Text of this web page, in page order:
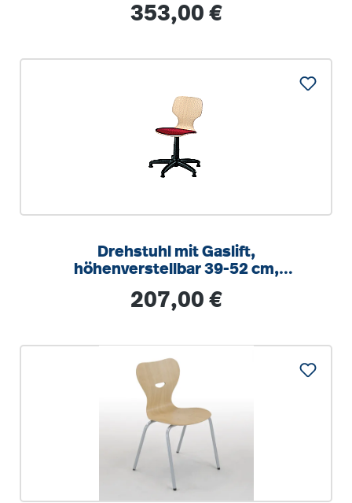
Regulärer Preis:
353,00 €
Drehstuhl mit Gaslift,
höhenverstellbar 39-52 cm,
Regulärer Preis:
207,00 €